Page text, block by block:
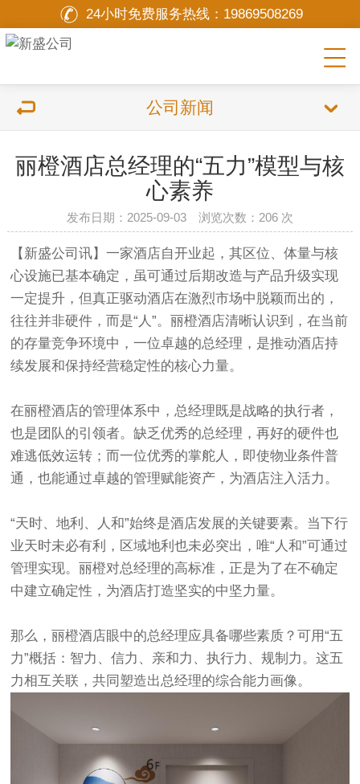
24小时免费服务热线： 19869508269
公司新闻
丽橙酒店总经理的“五力”模型与核
心素养
发布日期：2025-09-03 浏览次数： 206 次
【新盛公司讯】一家酒店自开业起，其区位、体量与核
心设施已基本确定，虽可通过后期改造与产品升级实现
一定提升，但真正驱动酒店在激烈市场中脱颖而出的，
往往并非硬件，而是“人”。丽橙酒店清晰认识到，在当前
的存量竞争环境中，一位卓越的总经理，是推动酒店持
续发展和保持经营稳定性的核心力量。
在丽橙酒店的管理体系中，总经理既是战略的执行者，
也是团队的引领者。缺乏优秀的总经理，再好的硬件也
难逃低效运转；而一位优秀的掌舵人，即使物业条件普
通，也能通过卓越的管理赋能资产，为酒店注入活力。
“天时、地利、人和”始终是酒店发展的关键要素。当下行
业天时未必有利，区域地利也未必突出，唯“人和”可通过
管理实现。丽橙对总经理的高标准，正是为了在不确定
中建立确定性，为酒店打造坚实的中坚力量。
那么，丽橙酒店眼中的总经理应具备哪些素质？可用“五
力”概括：智力、信力、亲和力、执行力、规制力。这五
力相互关联，共同塑造出总经理的综合能力画像。